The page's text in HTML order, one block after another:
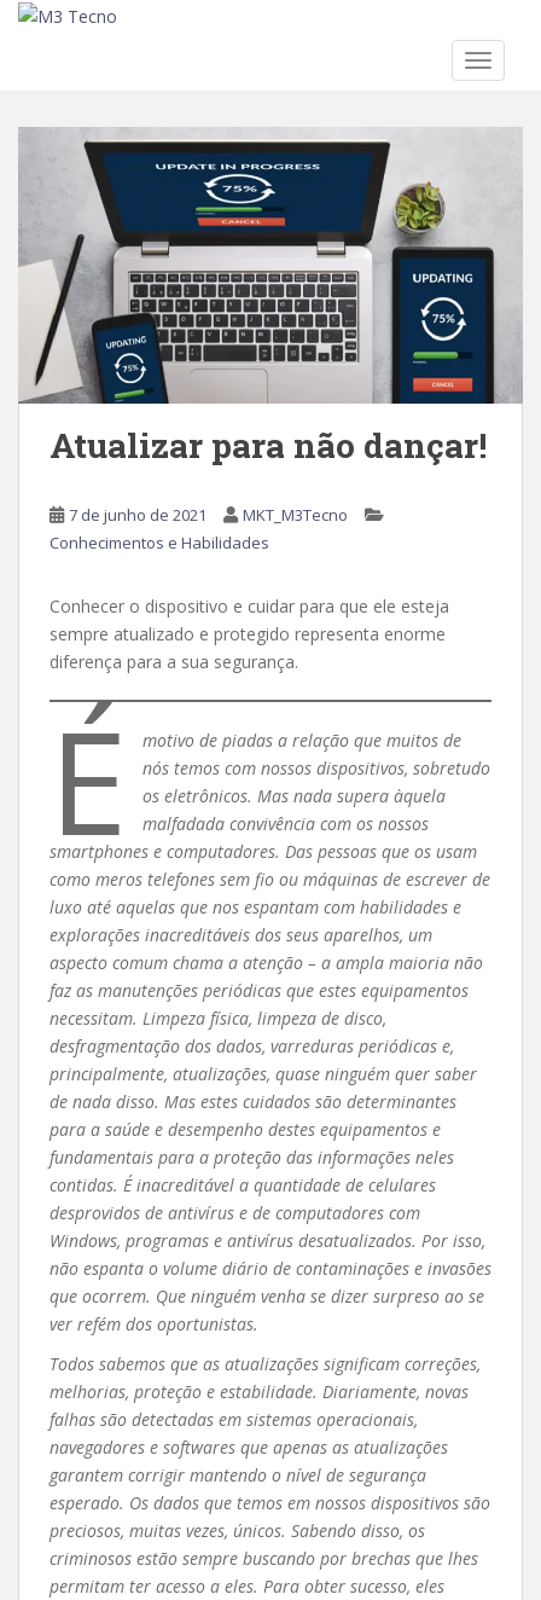
Atualizar para não dançar!
7 de junho de 2021
MKT_M3Tecno
Conhecimentos e Habilidades
Conhecer o dispositivo e cuidar para que ele esteja
sempre atualizado e protegido representa enorme
diferença para a sua segurança.
É
motivo de piadas a relação que muitos de
nós temos com nossos dispositivos, sobretudo
os eletrônicos. Mas nada supera àquela
malfadada convivência com os nossos
smartphones e computadores. Das pessoas que os usam
como meros telefones sem fio ou máquinas de escrever de
luxo até aquelas que nos espantam com habilidades e
explorações inacreditáveis dos seus aparelhos, um
aspecto comum chama a atenção – a ampla maioria não
faz as manutenções periódicas que estes equipamentos
necessitam. Limpeza física, limpeza de disco,
desfragmentação dos dados, varreduras periódicas e,
principalmente, atualizações, quase ninguém quer saber
de nada disso. Mas estes cuidados são determinantes
para a saúde e desempenho destes equipamentos e
fundamentais para a proteção das informações neles
contidas. É inacreditável a quantidade de celulares
desprovidos de antivírus e de computadores com
Windows, programas e antivírus desatualizados. Por isso,
não espanta o volume diário de contaminações e invasões
que ocorrem. Que ninguém venha se dizer surpreso ao se
ver refém dos oportunistas.
Todos sabemos que as atualizações significam correções,
melhorias, proteção e estabilidade. Diariamente, novas
falhas são detectadas em sistemas operacionais,
navegadores e softwares que apenas as atualizações
garantem corrigir mantendo o nível de segurança
esperado. Os dados que temos em nossos dispositivos são
preciosos, muitas vezes, únicos. Sabendo disso, os
criminosos estão sempre buscando por brechas que lhes
permitam ter acesso a eles. Para obter sucesso, eles